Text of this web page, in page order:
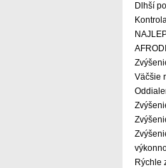
Dlhší
Väčšie
Rýchle